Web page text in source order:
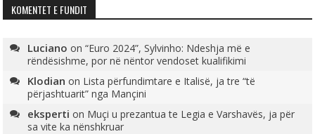
KOMENTET E FUNDIT
Luciano on“Euro 2024”, Sylvinho: Ndeshja më e
rëndësishme, por në nëntor vendoset kualifikimi
Klodian on Lista përfundimtare e Italisë, ja tre “të
përjashtuarit” nga Mançini
eksperti on Muçi u prezantua te Legia e Varshavës, ja për
sa vite ka nënshkruar